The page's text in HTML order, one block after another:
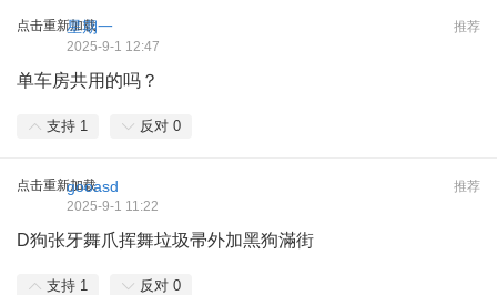
点击重新加载 推荐
星期一
2025-9-1 12:47
单车房共用的吗？
支持 1 反对 0
点击重新加载 推荐
gooasd
2025-9-1 11:22
D狗张牙舞爪挥舞垃圾帚外加黑狗滿街
支持 1 反对 0